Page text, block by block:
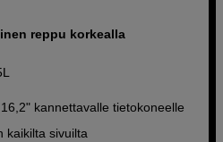
reppu korkealla
kannettavalle tietokoneelle
kaikilta sivuilta